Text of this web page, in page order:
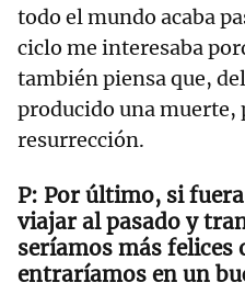
todo el mundo acaba
ciclo me interesaba
también piensa que,
producido una muerte,
resurrección.
Por último, si
viajar al pasado y
seríamos más
entraríamos en un